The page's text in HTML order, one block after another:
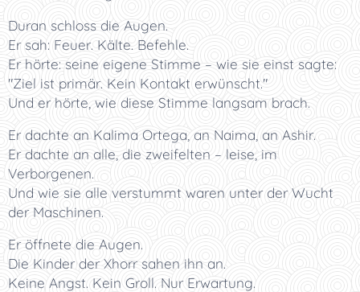
Duran schloss die Augen.
Er sah: Feuer. Kälte. Befehle.
Er hörte: seine eigene Stimme – wie sie einst sagte:
"Ziel ist primär. Kein Kontakt erwünscht."
Und er hörte, wie diese Stimme langsam brach.
Er dachte an Kalima Ortega, an Naima, an Ashir.
Er dachte an alle, die zweifelten – leise, im
Verborgenen.
Und wie sie alle verstummt waren unter der Wucht
der Maschinen.
Er öffnete die Augen.
Die Kinder der Xhorr sahen ihn an.
Keine Angst. Kein Groll. Nur Erwartung.